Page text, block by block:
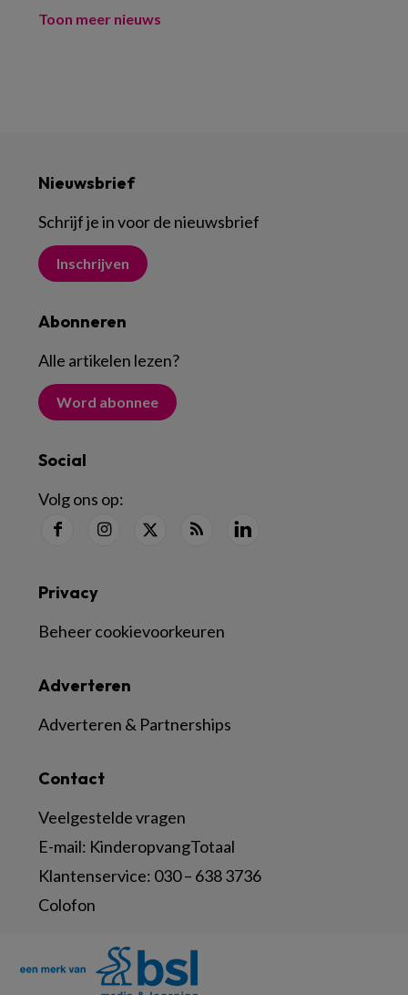
Toon meer nieuws
Nieuwsbrief
Schrijf je in voor de nieuwsbrief
Inschrijven
Abonneren
Alle artikelen lezen?
Word abonnee
Social
Volg ons op:
Contact
Veelgestelde vragen
E-mail: KinderopvangTotaal
Klantenservice: 030 – 638 3736
Colofon
Adverteren
Adverteren & Partnerships
Privacy
Beheer cookievoorkeuren